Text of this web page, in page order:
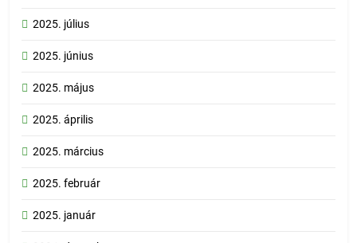
2025. július
2025. június
2025. május
2025. április
2025. március
2025. február
2025. január